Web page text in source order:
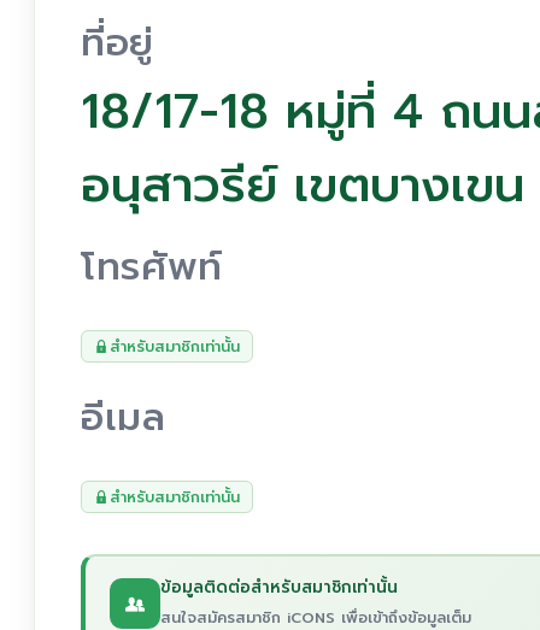
ที่อยู่
18/17-18 หมู่ที่ 4 ถนน
อนุสาวรีย์ เขตบางเข
โทรศัพท์
สำหรับสมาชิกเท่านั้น
อีเมล
สำหรับสมาชิกเท่านั้น
ข้อมูลติดต่อสำหรับสมาชิกเท่านั้น
สนใจสมัครสมาชิก iCONS เพื่อเข้าถึงข้อมูลเต็ม